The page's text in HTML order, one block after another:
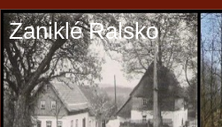
Zaniklé Ralsko